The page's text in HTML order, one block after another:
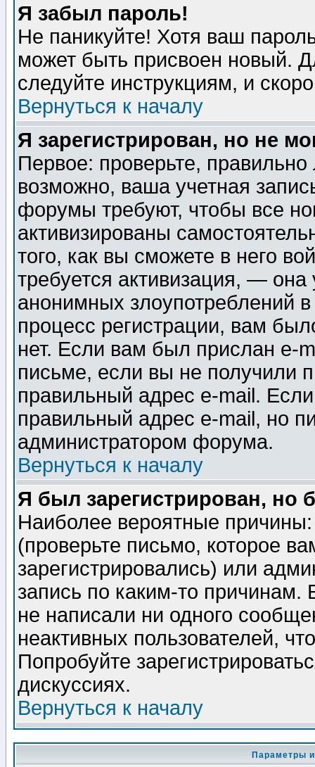
Я забыл пароль!
Не паникуйте! Хотя ваш
может быть присвоен новый.
следуйте инструкциям, и
Вернуться к началу
Я зарегистрирован, но не
Первое: проверьте,
возможно, ваша учетная
форумы требуют, чтобы все
активизированы
того, как вы сможете в него
требуется активизация, —
анонимных злоупотреблений
процесс регистрации, вам
нет. Если вам был прислан e-
письме, если вы не получили
правильный адрес e-mail.
правильный адрес e-mail, но
администратором форума.
Вернуться к началу
Я был зарегистрирован, но
Наиболее вероятные
(проверьте письмо, которое
зарегистрировались) или
запись по каким-то
не написали ни одного
неактивных пользователей,
Попробуйте
дискуссиях.
Вернуться к началу
Параметры